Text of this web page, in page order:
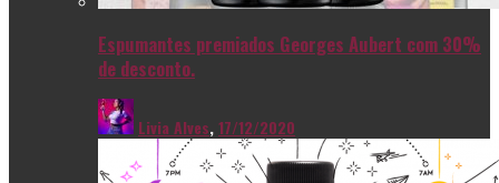
Espumantes premiados Georges Aubert com 30%
de desconto.
Livia Alves,17/12/2020